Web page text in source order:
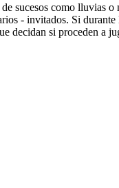
sucesos como lluvias
- invitados. Si
decidan si proceden a